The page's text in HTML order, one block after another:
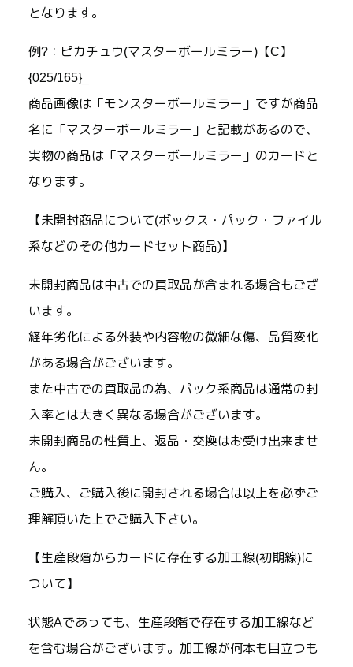
となります。
例?：ピカチュウ(マスターボールミラー)【C】
{025/165}_
商品画像は「モンスターボールミラー」ですが商品
名に「マスターボールミラー」と記載があるので、
実物の商品は「マスターボールミラー」のカードと
なります。
【未開封商品について(ボックス・パック・ファイル
系などのその他カードセット商品)】
未開封商品は中古での買取品が含まれる場合もござ
います。
経年劣化による外装や内容物の微細な傷、品質変化
がある場合がございます。
また中古での買取品の為、パック系商品は通常の封
入率とは大きく異なる場合がございます。
未開封商品の性質上、返品・交換はお受け出来ませ
ん。
ご購入、ご購入後に開封される場合は以上を必ずご
理解頂いた上でご購入下さい。
【生産段階からカードに存在する加工線(初期線)に
ついて】
状態Aであっても、生産段階で存在する加工線など
を含む場合がございます。加工線が何本も目立つも